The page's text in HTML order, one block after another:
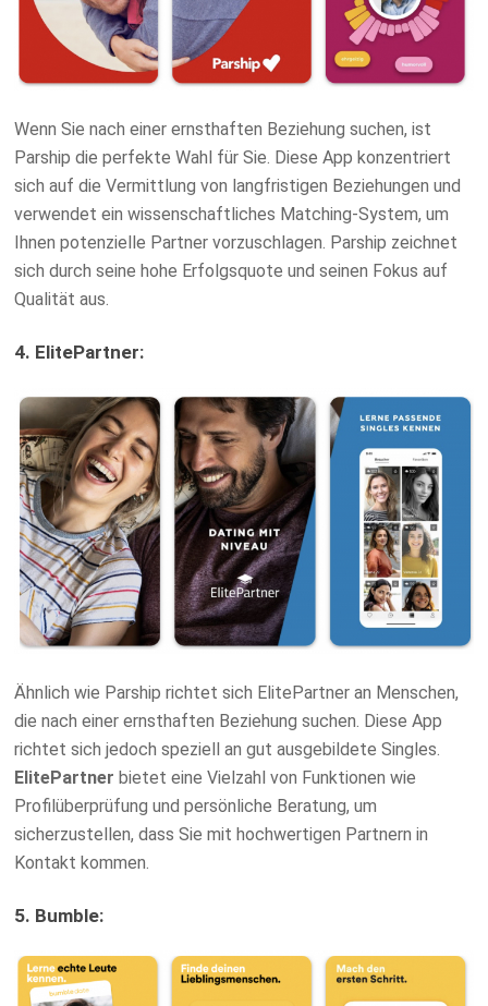
Wenn Sie nach einer ernsthaften Beziehung suchen, ist
Parship die perfekte Wahl für Sie. Diese App konzentriert
sich auf die Vermittlung von langfristigen Beziehungen und
verwendet ein wissenschaftliches Matching-System, um
Ihnen potenzielle Partner vorzuschlagen. Parship zeichnet
sich durch seine hohe Erfolgsquote und seinen Fokus auf
Qualität aus.
4. ElitePartner:
Ähnlich wie Parship richtet sich ElitePartner an Menschen,
die nach einer ernsthaften Beziehung suchen. Diese App
richtet sich jedoch speziell an gut ausgebildete Singles.
ElitePartner bietet eine Vielzahl von Funktionen wie
Profilüberprüfung und persönliche Beratung, um
sicherzustellen, dass Sie mit hochwertigen Partnern in
Kontakt kommen.
5. Bumble: